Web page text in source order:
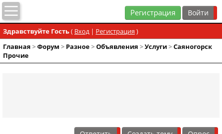
Регистрация
Здравствуйте Гость( Вход| Регистрация )
Главная >Форум > Разное>Объявления >Услуги>Саяногорск
Прочие